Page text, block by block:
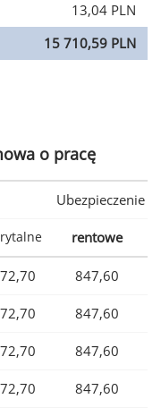
13,04 PLN
15 710,59 PLN
o pracę
Ubezpieczenie
rentowe
847,60
847,60
847,60
847,60